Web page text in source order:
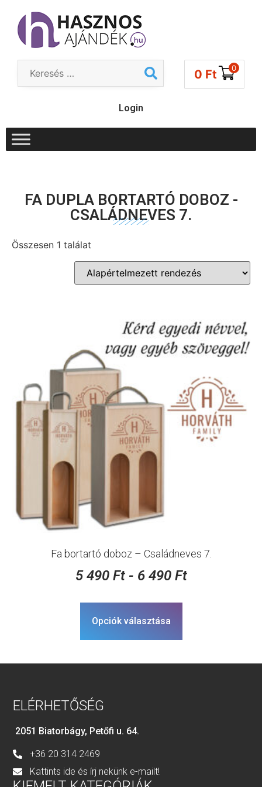
0 Ft 0
Login
FA DUPLA BORTARTÓ DOBOZ -
CSALÁDNEVES 7.
Összesen 1 találat
Fa bortartó doboz – Családneves 7.
5 490 Ft- 6 490 Ft
Opciók választása
ELÉRHETŐSÉG
2051 Biatorbágy, Petőfi u. 64.
+36 20 314 2469
Kattints ide és írj nekünk e-mailt!